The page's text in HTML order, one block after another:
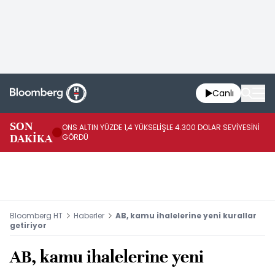
Canlı
SON
DAKİKA
ONS ALTIN YÜZDE 1,4 YÜKSELİŞLE 4.300 DOLAR SEVİYESİNİ
GÖRDÜ
Bloomberg HT Haberler
AB, kamu ihalelerine yeni kurallar
getiriyor
AB, kamu ihalelerine yeni